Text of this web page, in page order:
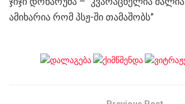
ამიხარია რომ პსჟ-ში თამაშობს”